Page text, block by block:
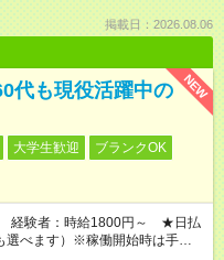
掲載日：2026.08.06
NEW
代も現役活躍中の
大学生歓迎
ブランクOK
経験者：時給1800円～ ★日払
べます）※稼働開始時は手続き